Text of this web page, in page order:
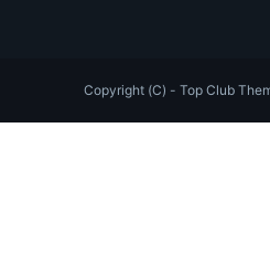
Copyright (C) - Top Club